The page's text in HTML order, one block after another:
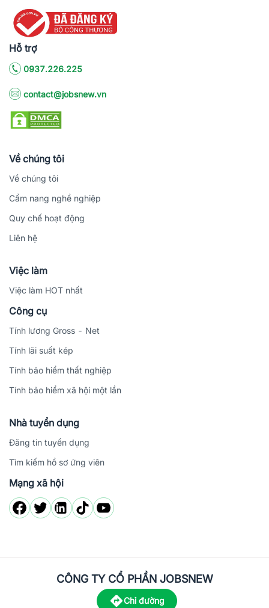
Hỗ trợ
0937.226.225
contact@jobsnew.vn
Về chúng tôi
Về chúng tôi
Cẩm nang nghề nghiệp
Quy chế hoạt động
Liên hệ
Việc làm
Việc làm HOT nhất
Công cụ
Tính lương Gross - Net
Tính lãi suất kép
Tính bảo hiểm thất nghiệp
Tính bảo hiểm xã hội một lần
Nhà tuyển dụng
Đăng tin tuyển dụng
Tìm kiếm hồ sơ ứng viên
Mạng xã hội
CÔNG TY CỔ PHẦN JOBSNEW
Chỉ đường